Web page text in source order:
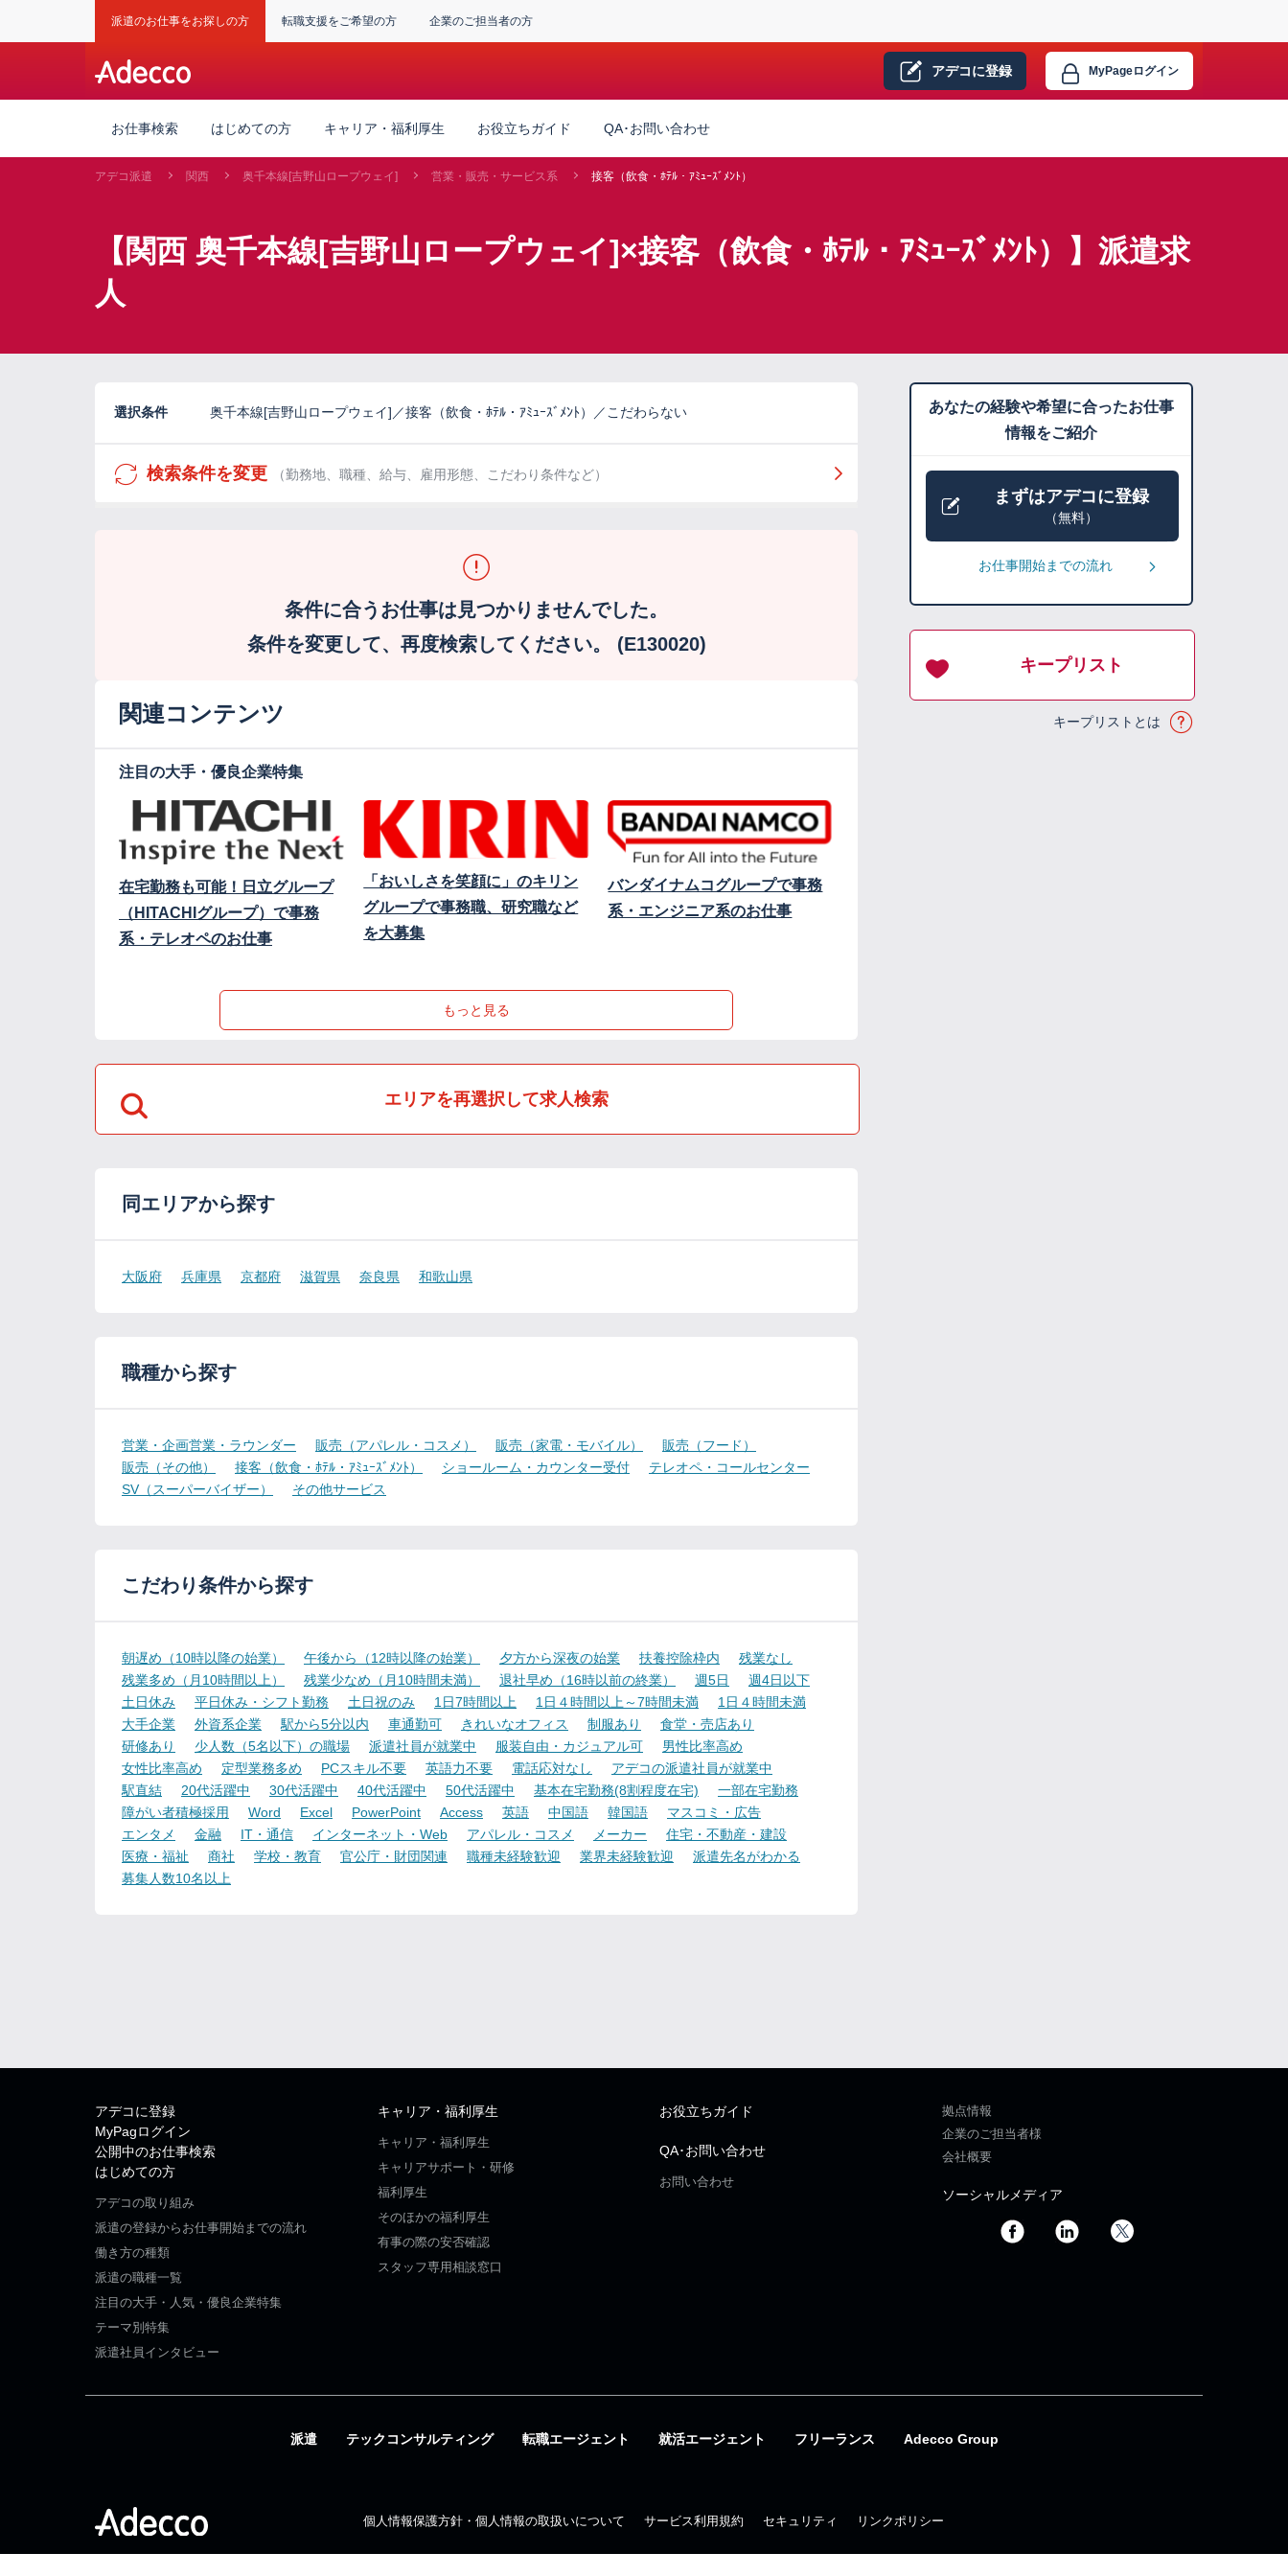
派遣のお仕事をお探しの方 転職支援をご希望の方 企業のご担当者の方
アデコに登録 MyPageログイン
お仕事検索 はじめての方 キャリア・福利厚生 お役立ちガイド QA･お問い合わせ
アデコ派遣 関西 奥千本線[吉野山ロープウェイ] 営業・販売・サービス系 接客（飲食・ﾎﾃﾙ・ｱﾐｭｰｽﾞﾒﾝﾄ）
【関西 奥千本線[吉野山ロープウェイ]×接客（飲食・ﾎﾃﾙ・ｱﾐｭｰｽﾞﾒﾝﾄ）】派遣求
人
選択条件 奥千本線[吉野山ロープウェイ]／接客（飲食・ﾎﾃﾙ・ｱﾐｭｰｽﾞﾒﾝﾄ）／こだわらない
検索条件を変更 （勤務地、職種、給与、雇用形態、こだわり条件など）
条件に合うお仕事は見つかりませんでした。
条件を変更して、再度検索してください。 (E130020)
関連コンテンツ
注目の大手・優良企業特集
在宅勤務も可能！日立グループ
（HITACHIグループ）で事務
系・テレオペのお仕事
「おいしさを笑顔に」のキリン
グループで事務職、研究職など
を大募集
バンダイナムコグループで事務
系・エンジニア系のお仕事
もっと見る
エリアを再選択して求人検索
同エリアから探す
大阪府 兵庫県 京都府 滋賀県 奈良県 和歌山県
職種から探す
営業・企画営業・ラウンダー 販売（アパレル・コスメ） 販売（家電・モバイル）
販売（フード）
販売（その他）
接客（飲食・ﾎﾃﾙ・ｱﾐｭｰｽﾞﾒﾝﾄ） ショールーム・カウンター受付
テレオペ・コールセンター
SV（スーパーバイザー）
その他サービス
こだわり条件から探す
朝遅め（10時以降の始業） 午後から（12時以降の始業） 夕方から深夜の始業 扶養控除枠内
残業なし
残業多め（月10時間以上）
残業少なめ（月10時間未満） 退社早め（16時以前の終業） 週5日
週4日以下
土日休み
平日休み・シフト勤務 土日祝のみ 1日7時間以上 1日４時間以上～7時間未満
1日４時間未満
大手企業
外資系企業 駅から5分以内 車通勤可 きれいなオフィス 制服あり
食堂・売店あり
研修あり
少人数（5名以下）の職場 派遣社員が就業中 服装自由・カジュアル可
男性比率高め
女性比率高め
定型業務多め PCスキル不要 英語力不要 電話応対なし
アデコの派遣社員が就業中
駅直結
20代活躍中 30代活躍中 40代活躍中 50代活躍中 基本在宅勤務(8割程度在宅)
一部在宅勤務
障がい者積極採用
Word Excel PowerPoint Access 英語 中国語 韓国語
マスコミ・広告
エンタメ
金融 IT・通信 インターネット・Web アパレル・コスメ メーカー
住宅・不動産・建設
医療・福祉
商社 学校・教育 官公庁・財団関連 職種未経験歓迎 業界未経験歓迎
派遣先名がわかる
募集人数10名以上
あなたの経験や希望に合ったお仕事
情報をご紹介
まずはアデコに登録
（無料）
お仕事開始までの流れ
キープリスト
キープリストとは
アデコに登録
MyPagログイン
公開中のお仕事検索
はじめての方
アデコの取り組み
派遣の登録からお仕事開始までの流れ
働き方の種類
派遣の職種一覧
注目の大手・人気・優良企業特集
テーマ別特集
派遣社員インタビュー
キャリア・福利厚生
キャリア・福利厚生
キャリアサポート・研修
福利厚生
そのほかの福利厚生
有事の際の安否確認
スタッフ専用相談窓口
お役立ちガイド
QA･お問い合わせ
お問い合わせ
拠点情報
企業のご担当者様
会社概要
ソーシャルメディア
派遣 テックコンサルティング 転職エージェント 就活エージェント フリーランス Adecco Group
個人情報保護方針・個人情報の取扱いについて サービス利用規約 セキュリティ リンクポリシー